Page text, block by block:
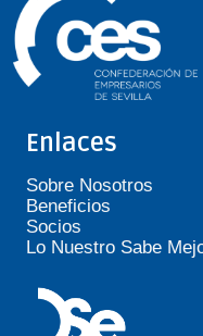
Enlaces
Sobre Nosotros
Beneficios
Socios
Lo Nuestro Sabe